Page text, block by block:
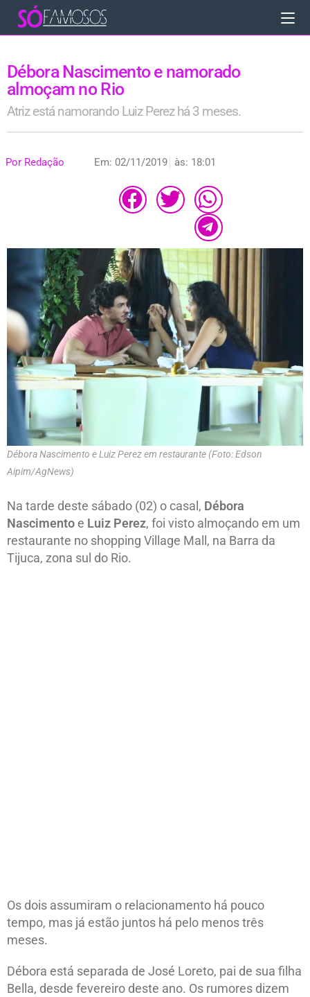
Débora Nascimento e namorado
almoçam no Rio
Atriz está namorando Luiz Perez há 3 meses.
Por Redação Em: 02/11/2019 às: 18:01
Débora Nascimento e Luiz Perez em restaurante (Foto: Edson
Aipim/AgNews)
Na tarde deste sábado (02) o casal, Débora
Nascimentoe Luiz Perez, foi visto almoçando em um
restaurante no shopping Village Mall, na Barra da
Tijuca, zona sul do Rio.
Os dois assumiram o relacionamento há pouco
tempo, mas já estão juntos há pelo menos três
meses.
Débora está separada de José Loreto, pai de sua filha
Bella, desde fevereiro deste ano. Os rumores dizem